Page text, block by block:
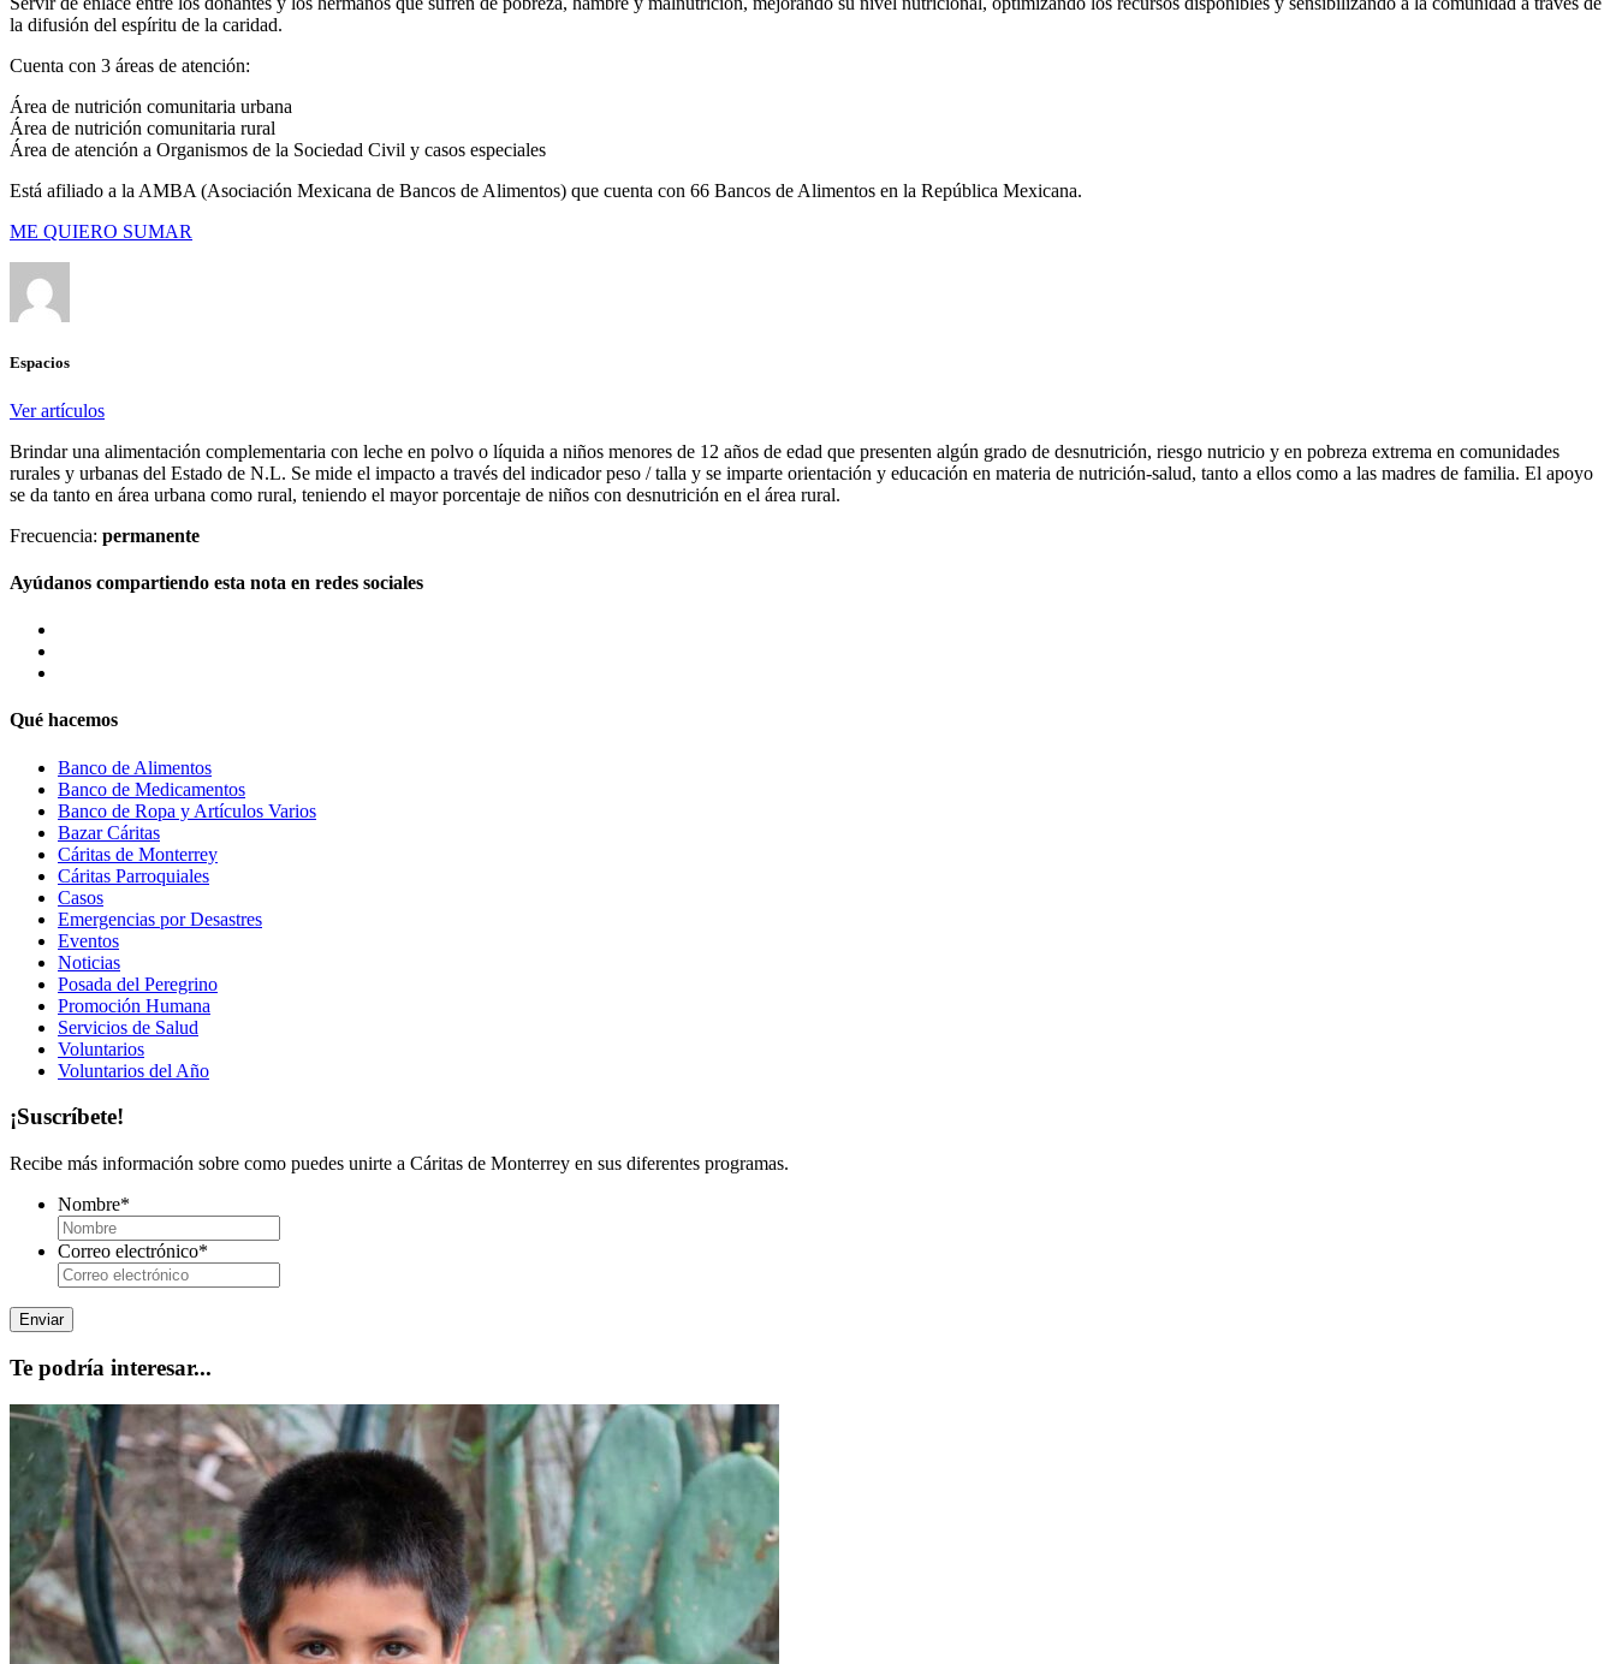
la difusión del espíritu de la caridad.
Cuenta con 3 áreas de atención:
Área de nutrición comunitaria urbana
Área de nutrición comunitaria rural
Área de atención a Organismos de la Sociedad Civil y casos especiales
Está afiliado a la AMBA (Asociación Mexicana de Bancos de Alimentos) que cuenta con 66 Bancos de Alimentos en la República Mexicana.
ME QUIERO SUMAR
Espacios
Ver artículos
Brindar una alimentación complementaria con leche en polvo o líquida a niños menores de 12 años de edad que presenten algún grado de desnutrición, riesgo nutricio y en pobreza extrema en comunidades
rurales y urbanas del Estado de N.L. Se mide el impacto a través del indicador peso / talla y se imparte orientación y educación en materia de nutrición-salud, tanto a ellos como a las madres de familia. El apoyo
se da tanto en área urbana como rural, teniendo el mayor porcentaje de niños con desnutrición en el área rural.
Frecuencia: permanente
Ayúdanos compartiendo esta nota en redes sociales
Qué hacemos
Banco de Alimentos
Banco de Medicamentos
Banco de Ropa y Artículos Varios
Bazar Cáritas
Cáritas de Monterrey
Cáritas Parroquiales
Casos
Emergencias por Desastres
Eventos
Noticias
Posada del Peregrino
Promoción Humana
Servicios de Salud
Voluntarios
Voluntarios del Año
¡Suscríbete!
Recibe más información sobre como puedes unirte a Cáritas de Monterrey en sus diferentes programas.
Nombre*
Correo electrónico*
Te podría interesar...